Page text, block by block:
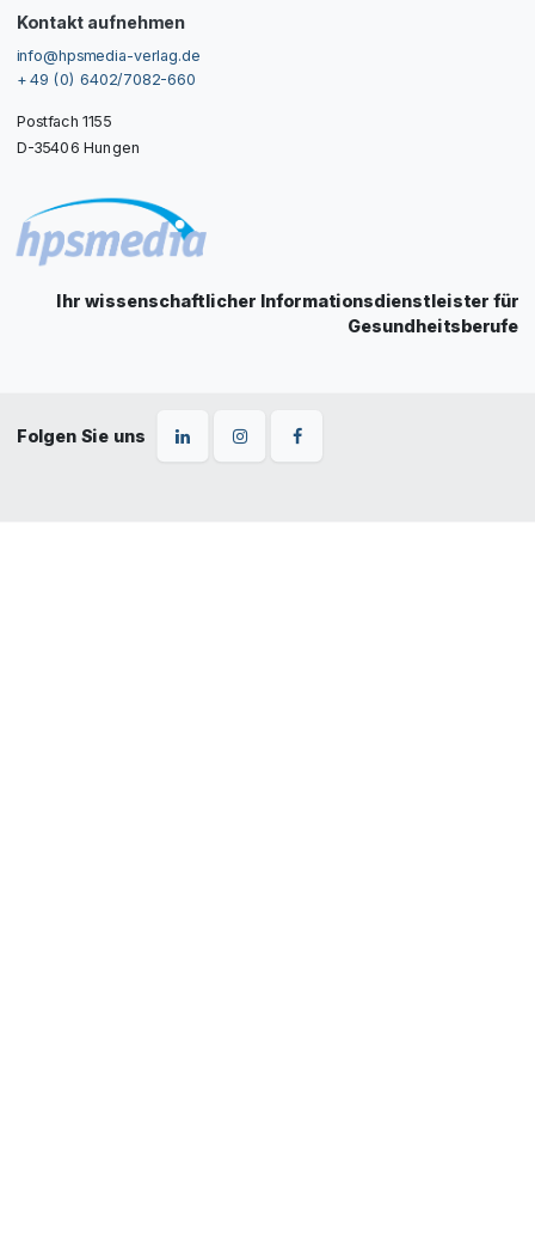
Kontakt aufnehmen
info@hpsmedia-verlag.de
+ 49 (0) 6402/7082-660
Postfach 1155
D-35406 Hungen
Ihr wissenschaftlicher Informationsdienstleister für
Gesundheitsberufe
Folgen Sie uns